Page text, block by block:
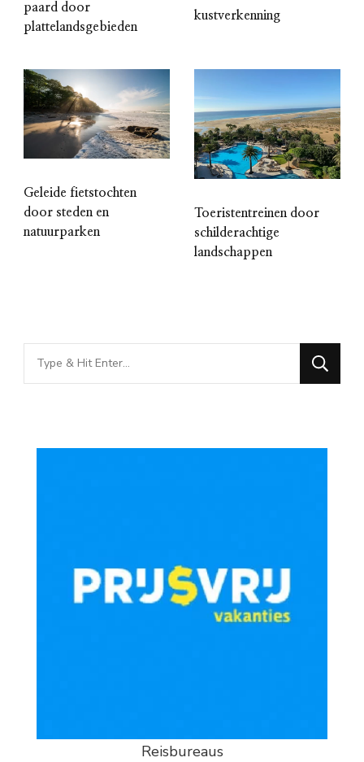
paard door
plattelandsgebieden
kustverkenning
Geleide fietstochten
door steden en
natuurparken
Toeristentreinen door
schilderachtige
landschappen
Looking
for
Reisbureaus